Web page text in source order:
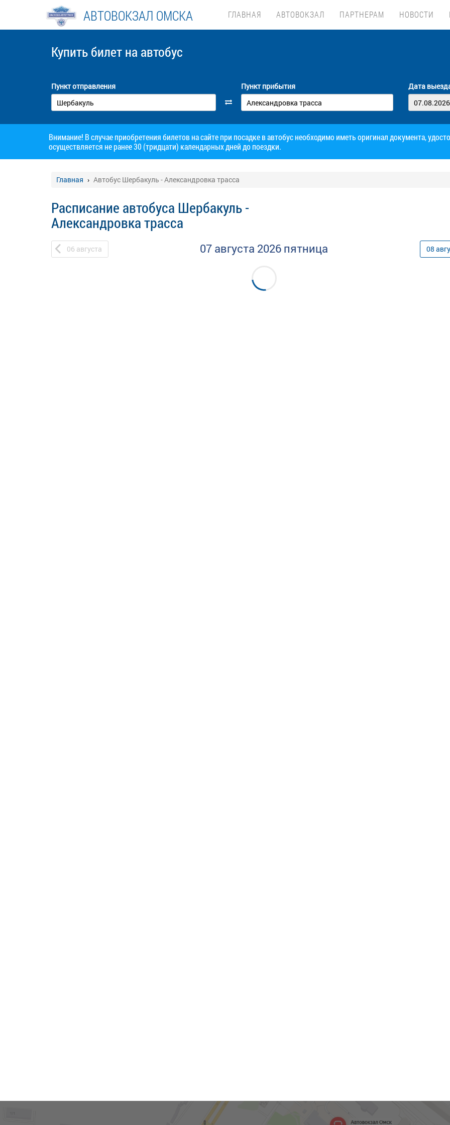
АВТОВОКЗАЛ ОМСКА ГЛАВНАЯ АВТОВОКЗАЛ ПАРТНЕРАМ НОВОСТИ
Купить билет на автобус
Пункт отправления Пункт прибытия Дата
Внимание! В случае приобретения билетов на сайте при посадке в автобус необходимо иметь оригинал документа,
осуществляется не ранее 30 (тридцати) календарных дней до поездки.
Главная Автобус Шербакуль - Александровка трасса
Расписание автобуса Шербакуль -
Александровка трасса
06 августа 07 августа 2026 пятница 08